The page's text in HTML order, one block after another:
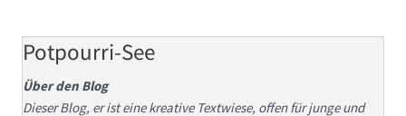
Potpourri-See
Über den Blog
Dieser Blog, er ist eine kreative Textwiese, offen für junge und